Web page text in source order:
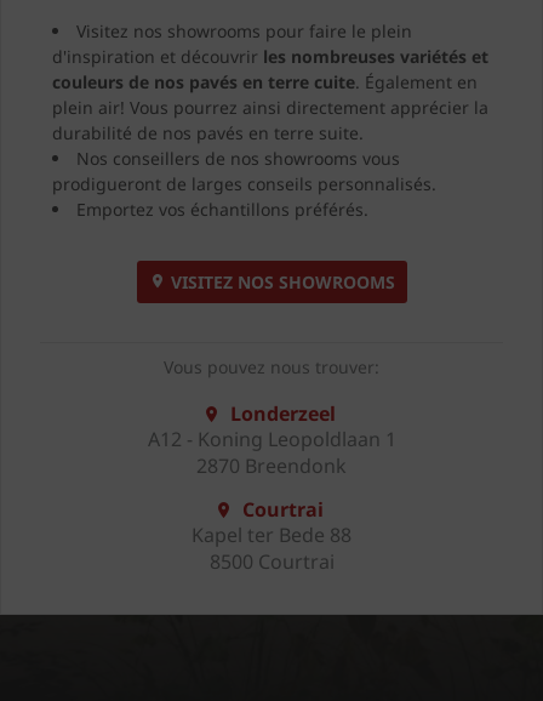
Visitez nos showrooms pour faire le plein
d'inspiration et découvrir les nombreuses variétés et
couleurs de nos pavés en terre cuite. Également en
plein air! Vous pourrez ainsi directement apprécier la
durabilité de nos pavés en terre suite.
Nos conseillers de nos showrooms vous
prodigueront de larges conseils personnalisés.
Emportez vos échantillons préférés.
VISITEZ NOS SHOWROOMS
Vous pouvez nous trouver:
Londerzeel
A12 - Koning Leopoldlaan 1
2870 Breendonk
Courtrai
Kapel ter Bede 88
8500 Courtrai